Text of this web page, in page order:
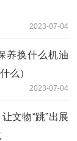
2023-07-04
养换什么机油
么）
2023-07-04
文物“跳”出展